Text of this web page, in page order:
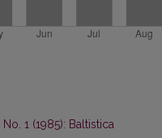
1 (1985): Baltistica